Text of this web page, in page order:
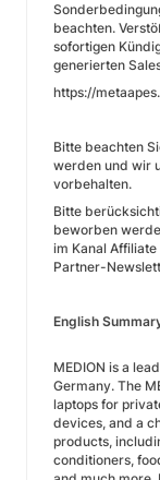
beachten.
sofortigen
generierten
https://
Bitte beachten
werden und wir
vorbehalten.
Bitte
beworben
im Kanal
Partner-
English
MEDION is a
Germany. The
laptops for
devices, and a
products,
conditioners,